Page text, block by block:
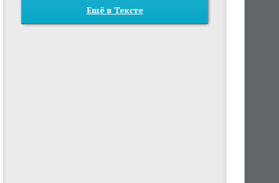
Ещё в Тексте